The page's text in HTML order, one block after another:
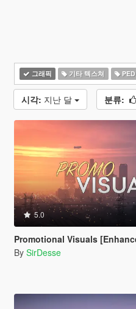
그래픽 기타 텍스쳐
시각: 지난 달 분류:
5.0
Promotional Visuals [Enhanced/
By SirDesse